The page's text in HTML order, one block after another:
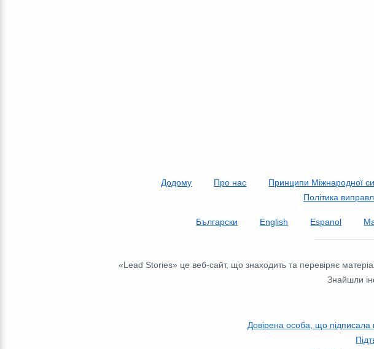
Додому Про нас Принципи Міжнародної
Політика
Български English Espanol
«Lead Stories» це веб-сайт, що знаходить та перевіряє
Знайшли
Довірена особа, що підписала